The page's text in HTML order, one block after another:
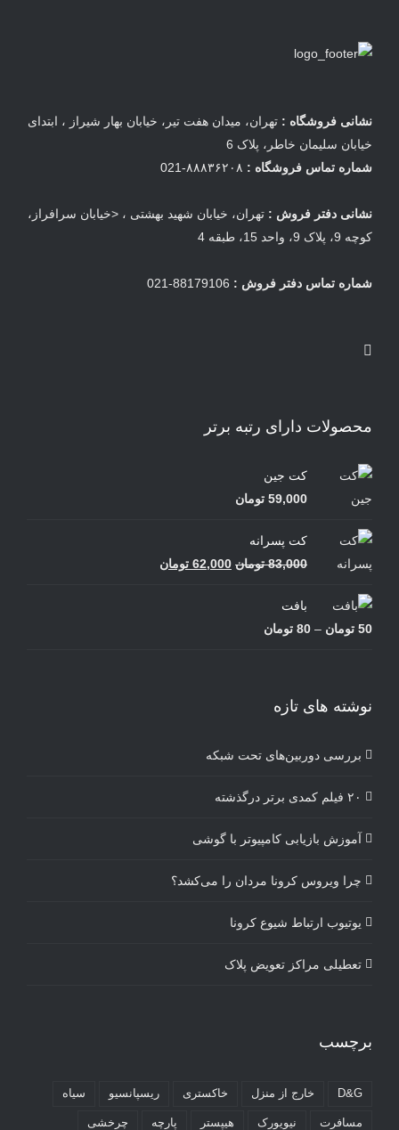
نشانی فروشگاه : تهران، میدان هفت تیر، خیابان بهار شیراز ، ابتدای
خیابان سلیمان خاطر، پلاک 6
شماره تماس فروشگاه :
نشانی دفتر فروش : تهران، خیابان شهید بهشتی ، <خیابان سرافراز،
کوچه 9، پلاک 9، واحد 15، طبقه 4
شماره تماس دفتر فروش :
محصولات دارای رتبه برتر
کت جین
59,000 تومان
کت پسرانه
83,000 تومان قیمت
62,000 تومان
بافت
50 تومان –
80 تومان
نوشته های تازه
بررسی دوربین‌های تحت شبکه
۲۰ فیلم کمدی برتر درگذشته
آموزش بازیابی کامپیوتر با گوشی
چرا ویروس کرونا مردان را می‌کشد؟
یوتیوب ارتباط شیوع کرونا
تعطیلی مراکز تعویض پلاک
برچسب
D&G خارج از منزل خاکستری ریسپانسیو سیاه
مسافرت نیویورک هیپستر پارچه چرخشی